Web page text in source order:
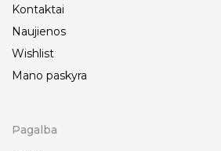
Kontaktai
Naujienos
Wishlist
Mano paskyra
Pagalba